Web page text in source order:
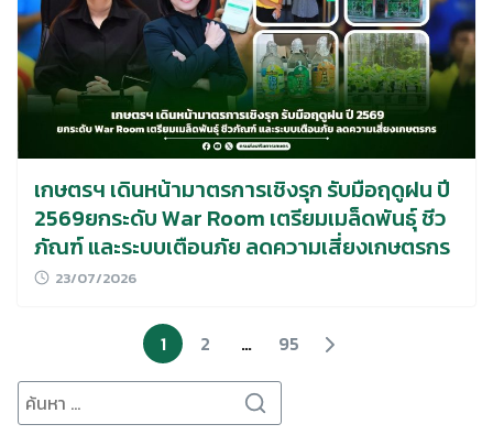
เกษตรฯ เดินหน้ามาตรการเชิงรุก รับมือฤดูฝน ปี
2569ยกระดับ War Room เตรียมเมล็ดพันธุ์ ชีว
ภัณฑ์ และระบบเตือนภัย ลดความเสี่ยงเกษตรกร
23/07/2026
1 2 …
95
Search
for: